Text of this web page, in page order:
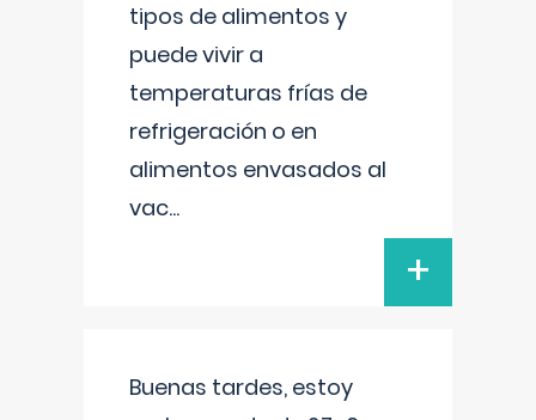
tipos de alimentos y
puede vivir a
temperaturas frías de
refrigeración o en
alimentos envasados al
vac...
+
Buenas tardes, estoy